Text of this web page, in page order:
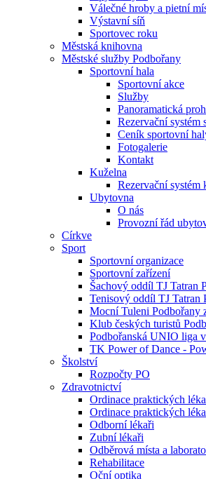
Válečné hroby a pietní
Výstavní síň
Sportovec roku
Městská knihovna
Městské služby Podbořany
Sportovní hala
Sportovní akce
Služby
Panoramatická
Rezervační systém
Ceník sportovní
Fotogalerie
Kontakt
Kuželna
Rezervační systém
Ubytovna
O nás
Provozní řád
Církve
Sport
Sportovní organizace
Sportovní zařízení
Šachový oddíl TJ Tatran
Tenisový oddíl TJ Tatran
Mocní Tuleni Podbořany
Klub českých turistů
Podbořanská UNIO liga
TK Power of Dance -
Školství
Rozpočty PO
Zdravotnictví
Ordinace praktických
Ordinace praktických
Odborní lékaři
Zubní lékaři
Odběrová místa a
Rehabilitace
Oční optika